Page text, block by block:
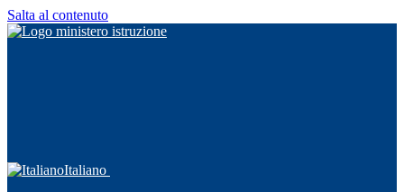
Salta al contenuto
Italiano